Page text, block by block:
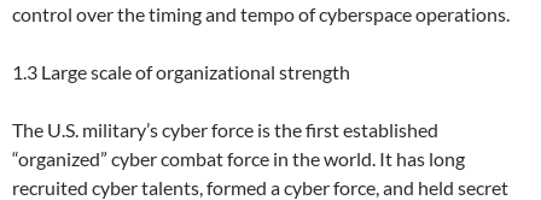
control over the timing and tempo of cyberspace operations.
1.3 Large scale of organizational strength
The U.S. military’s cyber force is the first established
“organized” cyber combat force in the world. It has long
recruited cyber talents, formed a cyber force, and held secret